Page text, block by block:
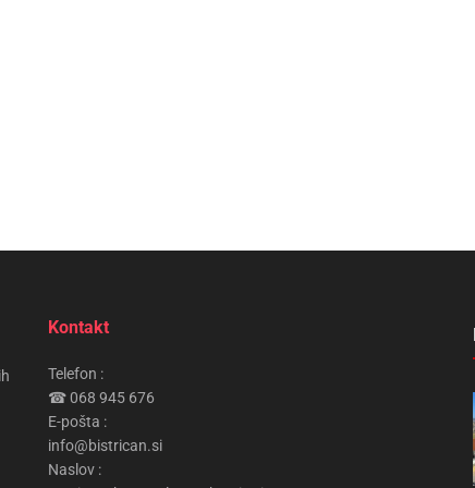
Kontakt
Telefon :
☎ 068 945 676
E-pošta :
info@bistrican.si
Naslov :